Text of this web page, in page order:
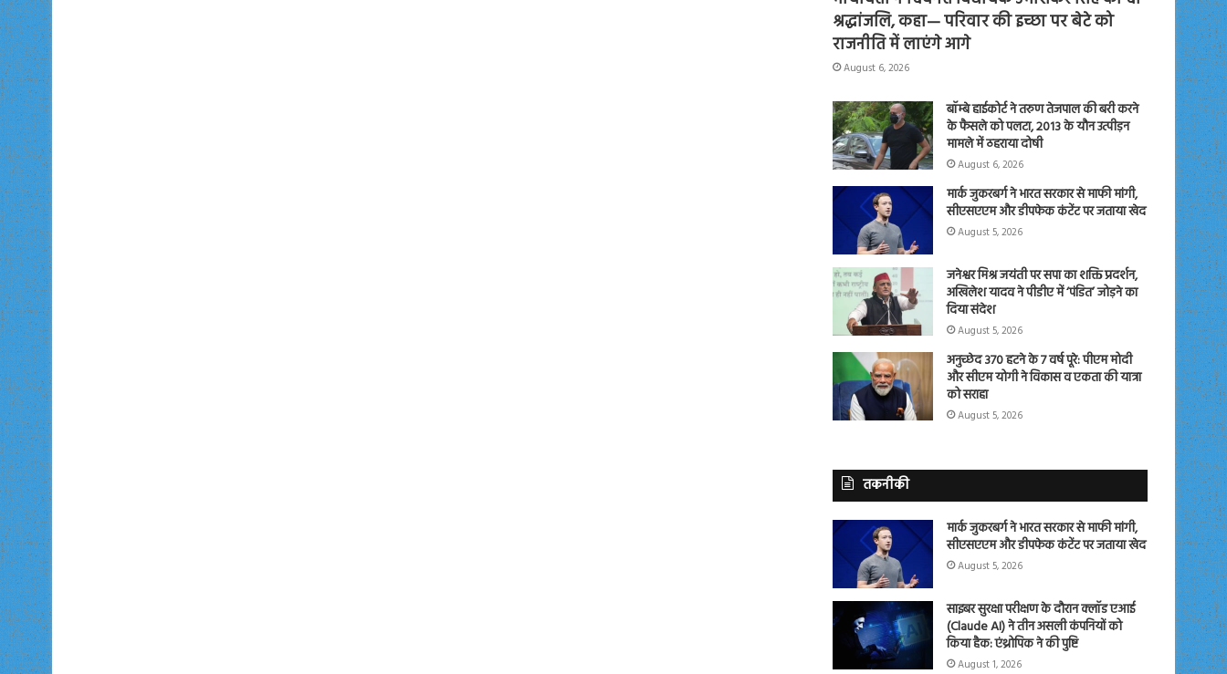
श्रद्धांजलि, कहा— परिवार की इच्छा पर बेटे को
राजनीति में लाएंगे आगे
August 6, 2026
बॉम्बे हाईकोर्ट ने तरुण तेजपाल की बरी करने
के फैसले को पलटा, 2013 के यौन उत्पीड़न
मामले में ठहराया दोषी
August 6, 2026
मार्क जुकरबर्ग ने भारत सरकार से माफी मांगी,
सीएसएएम और डीपफेक कंटेंट पर जताया खेद
August 5, 2026
जनेश्वर मिश्र जयंती पर सपा का शक्ति प्रदर्शन,
अखिलेश यादव ने पीडीए में ‘पंडित’ जोड़ने का
दिया संदेश
August 5, 2026
अनुच्छेद 370 हटने के 7 वर्ष पूरे: पीएम मोदी
और सीएम योगी ने विकास व एकता की यात्रा
को सराहा
August 5, 2026
तकनीकी
मार्क जुकरबर्ग ने भारत सरकार से माफी मांगी,
सीएसएएम और डीपफेक कंटेंट पर जताया खेद
August 5, 2026
साइबर सुरक्षा परीक्षण के दौरान क्लॉड एआई
(Claude AI) ने तीन असली कंपनियों को
किया हैक: एंथ्रोपिक ने की पुष्टि
August 1, 2026